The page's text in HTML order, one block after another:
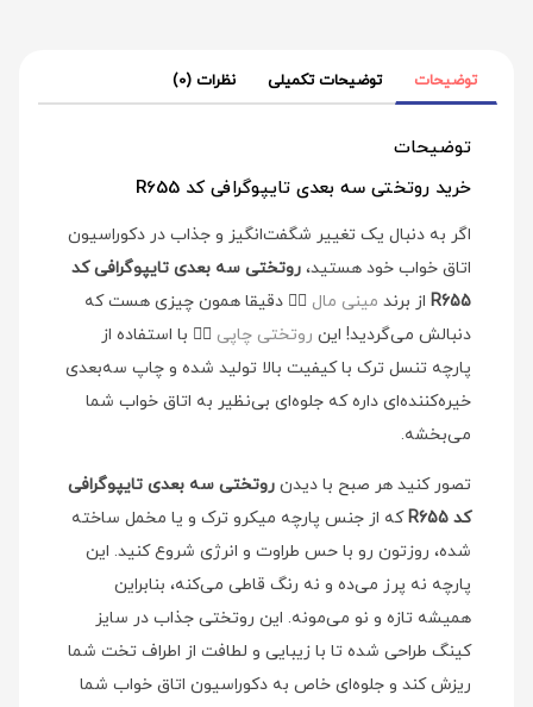
توضیحات توضیحات تکمیلی نظرات (0)
توضیحات
خرید روتختی سه بعدی تایپوگرافی کد R655
اگر به دنبال یک تغییر شگفت‌انگیز و جذاب در دکوراسیون
اتاق خواب خود هستید، روتختی سه بعدی تایپوگرافی کد
R655 از برند مینی مال 👉🏻 دقیقا همون چیزی هست که
دنبالش می‌گردید! این روتختی چاپی 👉🏻 با استفاده از
پارچه تنسل ترک با کیفیت بالا تولید شده و چاپ سه‌بعدی
خیره‌کننده‌ای داره که جلوه‌ای بی‌نظیر به اتاق خواب شما
می‌بخشه.
تصور کنید هر صبح با دیدن روتختی سه بعدی تایپوگرافی
کد R655
که از جنس پارچه میکرو ترک و یا مخمل ساخته
شده، روزتون رو با حس طراوت و انرژی شروع کنید. این
پارچه نه پرز می‌ده و نه رنگ قاطی می‌کنه، بنابراین
همیشه تازه و نو می‌مونه. این روتختی جذاب در سایز
کینگ طراحی شده تا با زیبایی و لطافت از اطراف تخت شما
ریزش کند و جلوه‌ای خاص به دکوراسیون اتاق خواب شما